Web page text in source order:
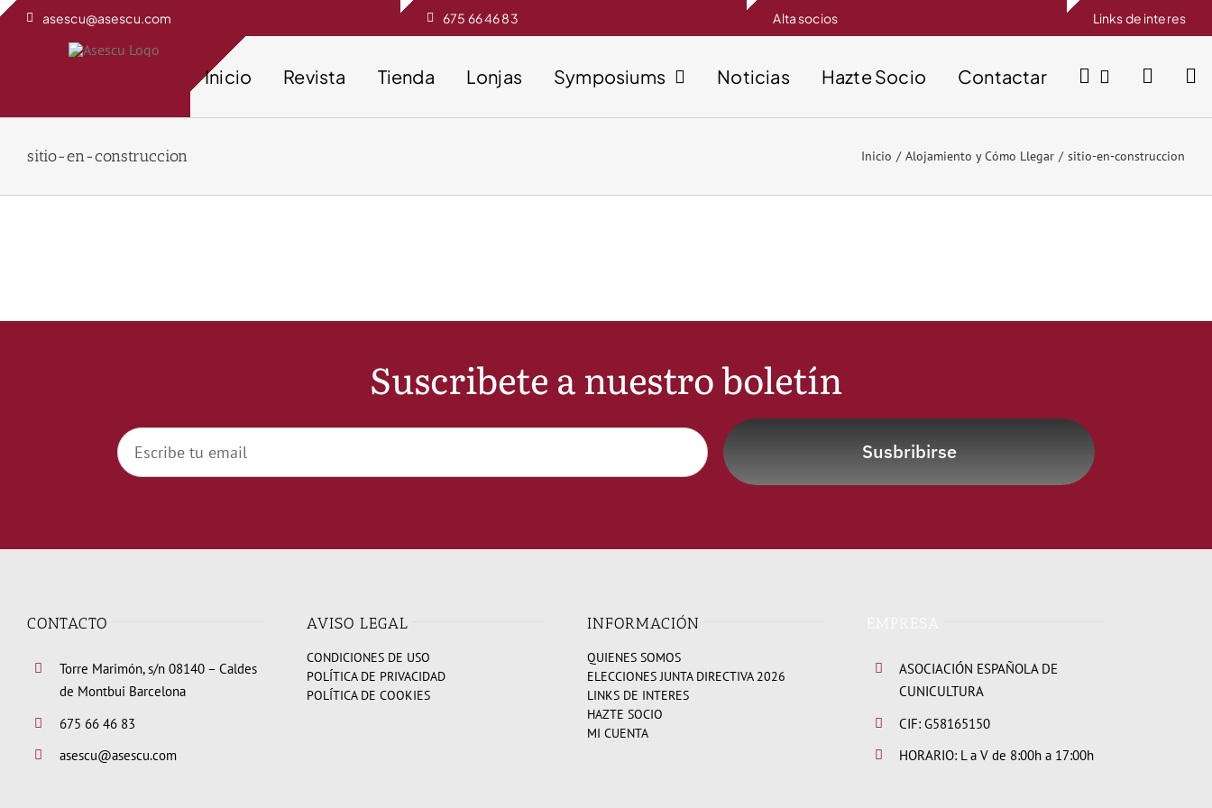
Saltar
asescu@asescu.com 675 66 46 83 Alta socios Links de interes
Inicio Revista Tienda Lonjas Symposiums Noticias Hazte Socio Contactar
sitio-en-construccion Inicio Alojamiento y Cómo Llegar sitio-en-construccion
Suscribete a nuestro boletín
Susbribirse
CONTACTO
Torre Marimón, s/n 08140 – Caldes
de Montbui Barcelona
675 66 46 83
asescu@asescu.com
AVISO LEGAL
CONDICIONES DE USO
POLÍTICA DE PRIVACIDAD
POLÍTICA DE COOKIES
INFORMACIÓN
QUIENES SOMOS
ELECCIONES JUNTA DIRECTIVA 2026
LINKS DE INTERES
HAZTE SOCIO
MI CUENTA
ASOCIACIÓN ESPAÑOLA DE
CUNICULTURA
CIF: G58165150
HORARIO: L a V de 8:00h a 17:00h